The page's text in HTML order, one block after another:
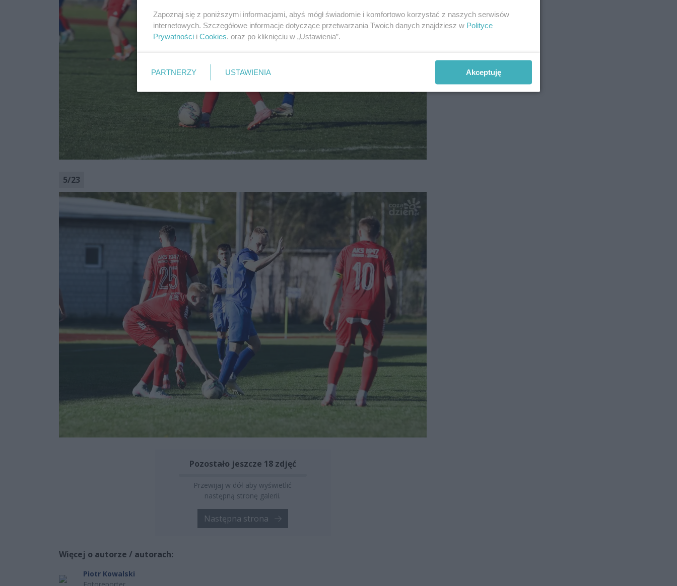
5/23
Pozostało jeszcze 18 zdjęć
Przewijaj w dół aby wyświetlić
następną stronę galerii.
Następna strona
Więcej o autorze / autorach:
Piotr Kowalski
Zapoznaj się z poniższymi informacjami, abyś mógł świadomie i komfortowo korzystać z naszych serwisów
internetowych. Szczegółowe informacje dotyczące przetwarzania Twoich danych znajdziesz w Polityce
Prywatności i Cookies. oraz po kliknięciu w „Ustawienia”.
PARTNERZY USTAWIENIA Akceptuję